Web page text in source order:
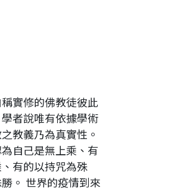
實修的佛教徒彼此
者說唯有依據學術
教義乃為真實性。
自己是無上乘、有
有的以持咒為殊
。 世界的疫情到來